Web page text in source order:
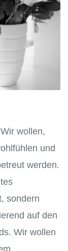
wollen,
und
werden.
sondern
auf den
Wir wollen